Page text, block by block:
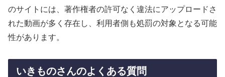
のサイトには、著作権者の許可なく違法にアップロードさ
れた動画が多く存在し、利用者側も処罰の対象となる可能
性があります。
いきものさんのよくある質問